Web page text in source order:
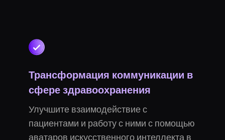
Трансформация коммуникации в
сфере здравоохранения
Улучшите взаимодействие с
пациентами и работу с ними с помощью
аватаров искусственного интеллекта в